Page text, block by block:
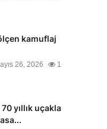
kamuflaj
26, 2026 1
yıllık uçakla